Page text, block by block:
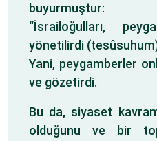
buyurmuştur:
“İsrailoğulları,
yönetilirdi
Yani, peygamberler
ve gözetirdi.
Bu da, siyaset
olduğunu ve bir